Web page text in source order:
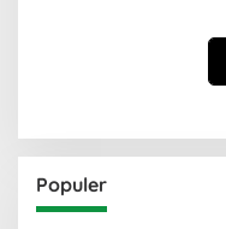
Populer